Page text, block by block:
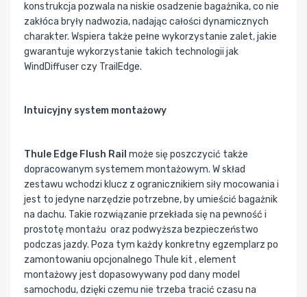
konstrukcja pozwala na niskie osadzenie bagażnika, co nie
zakłóca bryły nadwozia, nadając całości dynamicznych
charakter. Wspiera także pełne wykorzystanie zalet, jakie
gwarantuje wykorzystanie takich technologii jak
WindDiffuser czy TrailEdge.
Intuicyjny system montażowy
Thule Edge Flush Rail może się poszczycić także
dopracowanym systemem montażowym. W skład
zestawu wchodzi klucz z ogranicznikiem siły mocowania i
jest to jedyne narzędzie potrzebne, by umieścić bagażnik
na dachu. Takie rozwiązanie przekłada się na pewność i
prostotę montażu oraz podwyższa bezpieczeństwo
podczas jazdy. Poza tym każdy konkretny egzemplarz po
zamontowaniu opcjonalnego Thule kit , element
montażowy jest dopasowywany pod dany model
samochodu, dzięki czemu nie trzeba tracić czasu na